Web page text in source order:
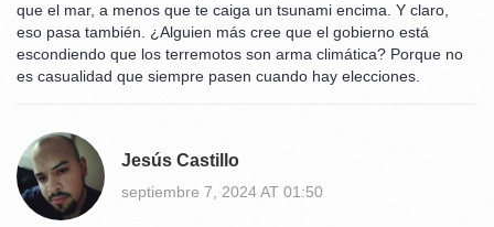
que el mar, a menos que te caiga un tsunami encima. Y claro,
eso pasa también. ¿Alguien más cree que el gobierno está
escondiendo que los terremotos son arma climática? Porque no
es casualidad que siempre pasen cuando hay elecciones.
Jesús Castillo
septiembre 7, 2024 AT 01:50